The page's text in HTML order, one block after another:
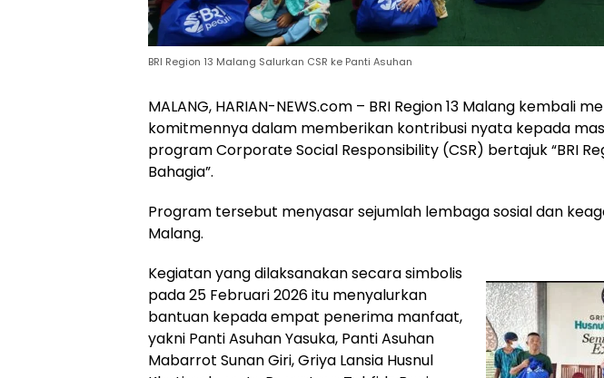
BRI Region 13 Malang Salurkan CSR ke Panti Asuhan
MALANG, HARIAN-NEWS.com – BRI Region 13 Malang kembali
komitmennya dalam memberikan kontribusi nyata kepada
program Corporate Social Responsibility (CSR) bertajuk “BRI
Bahagia”.
Program tersebut menyasar sejumlah lembaga sosial dan
Malang.
Kegiatan yang dilaksanakan secara simbolis
pada 25 Februari 2026 itu menyalurkan
bantuan kepada empat penerima manfaat,
yakni Panti Asuhan Yasuka, Panti Asuhan
Mabarrot Sunan Giri, Griya Lansia Husnul